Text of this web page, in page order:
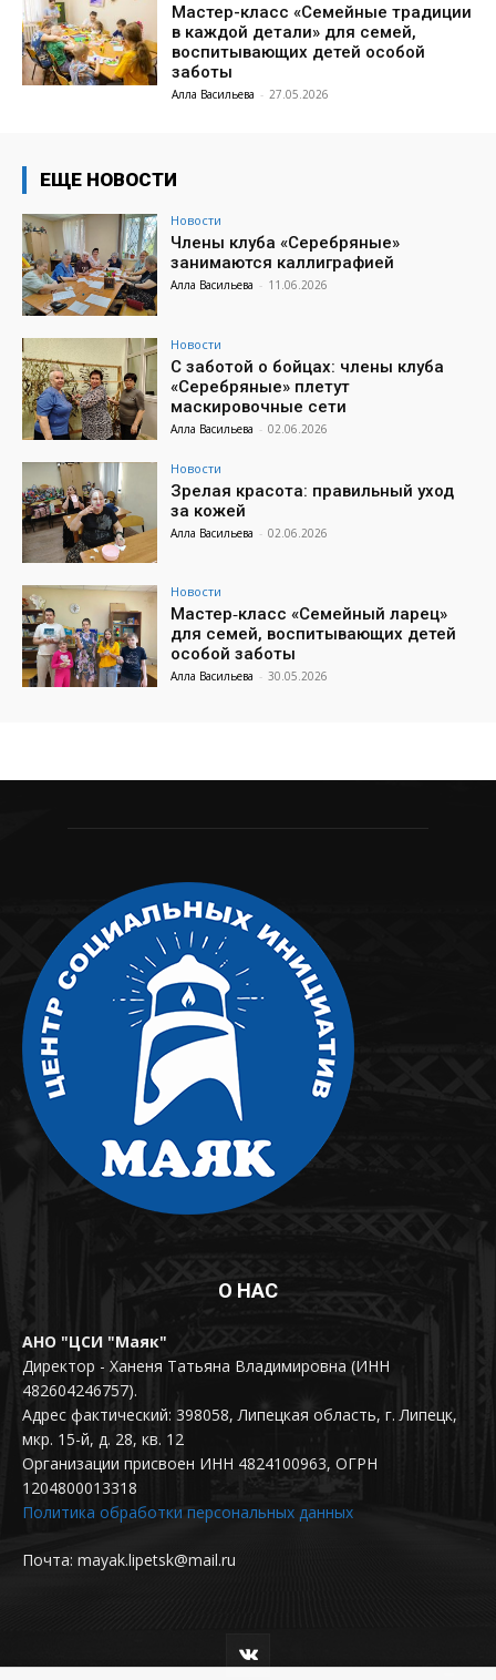
Мастер-класс «Семейные традиции
в каждой детали» для семей,
воспитывающих детей особой
заботы
Алла Васильева - 27.05.2026
ЕЩЕ НОВОСТИ
Новости
Члены клуба «Серебряные»
занимаются каллиграфией
Алла Васильева - 11.06.2026
Новости
С заботой о бойцах: члены клуба
«Серебряные» плетут
маскировочные сети
Алла Васильева - 02.06.2026
Новости
Зрелая красота: правильный уход
за кожей
Алла Васильева - 02.06.2026
Новости
Мастер‑класс «Семейный ларец»
для семей, воспитывающих детей
особой заботы
Алла Васильева - 30.05.2026
О НАС
АНО "ЦСИ "Маяк"
Директор - Ханеня Татьяна Владимировна (ИНН
482604246757).
Адрес фактический: 398058, Липецкая область, г. Липецк,
мкр. 15-й, д. 28, кв. 12
Организации присвоен ИНН 4824100963, ОГРН
1204800013318
Политика обработки персональных данных
Почта: mayak.lipetsk@mail.ru